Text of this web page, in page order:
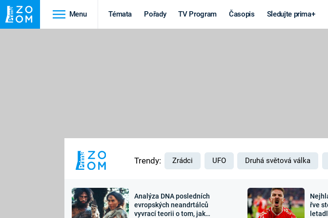
Menu Témata Pořady TV Program Časopis Sledujte prima+
MARS
Výročí
Záhady a
Trendy: Zrádci UFO Druhá světová válka
Analýza DNA posledních
evropských neandrtálců
vyvrací teorii o tom, jak
řve